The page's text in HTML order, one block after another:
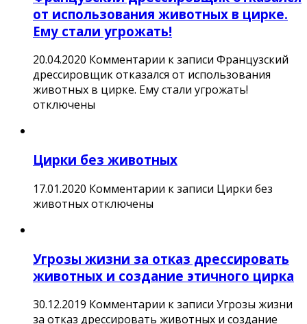
от использования животных в цирке.
Ему стали угрожать!
20.04.2020 Комментарии к записи Французский
дрессировщик отказался от использования
животных в цирке. Ему стали угрожать!
отключены
Цирки без животных
17.01.2020 Комментарии к записи Цирки без
животныхотключены
Угрозы жизни за отказ дрессировать
животных и создание этичного цирка
30.12.2019 Комментарии к записи Угрозы жизни
за отказ дрессировать животных и создание